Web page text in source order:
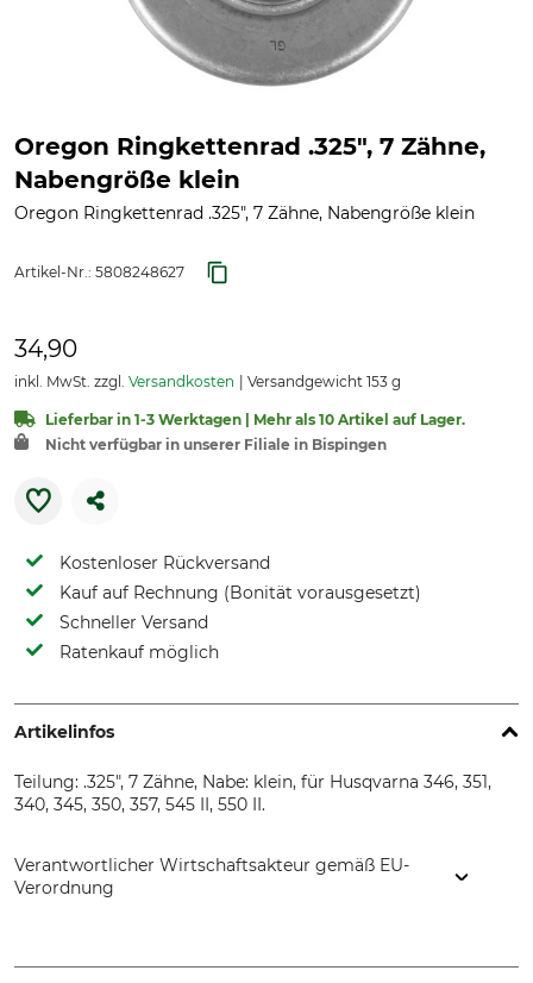
Oregon Ringkettenrad .325", 7 Zähne,
Nabengröße klein
Oregon Ringkettenrad .325", 7 Zähne, Nabengröße klein
Artikel-Nr.: 5808248627
34,90
inkl. MwSt. zzgl. Versandkosten Versandgewicht 153 g
Lieferbar in 1-3 Werktagen | Mehr als 10 Artikel auf Lager.
Nicht verfügbar in unserer Filiale in Bispingen
Kostenloser Rückversand
Kauf auf Rechnung (Bonität vorausgesetzt)
Schneller Versand
Ratenkauf möglich
Artikelinfos
Teilung: .325", 7 Zähne, Nabe: klein, für Husqvarna 346, 351,
340, 345, 350, 357, 545 II, 550 II.
Verantwortlicher Wirtschaftsakteur gemäß EU-
Verordnung
Germany, www.oregonproducts.com